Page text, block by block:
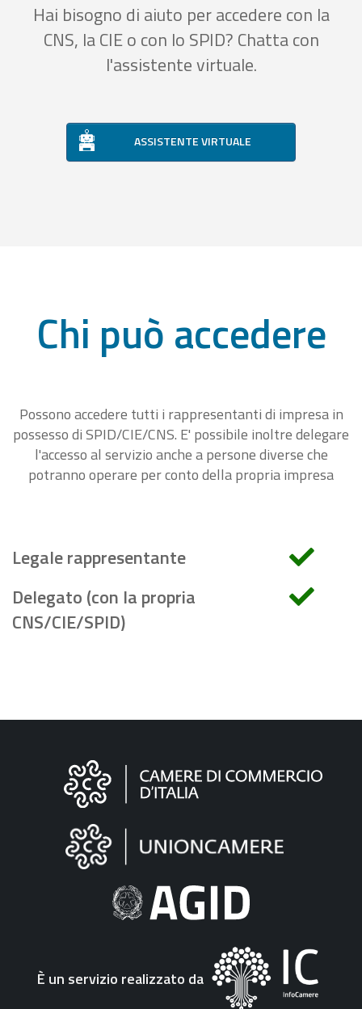
Hai bisogno di aiuto per accedere con la
CNS, la CIE o con lo SPID? Chatta con
l'assistente virtuale.
ASSISTENTE VIRTUALE
Chi può accedere
Possono accedere tutti i rappresentanti di impresa in
possesso di SPID/CIE/CNS. E' possibile inoltre delegare
l'accesso al servizio anche a persone diverse che
potranno operare per conto della propria impresa
Legale rappresentante
Delegato (con la propria
CNS/CIE/SPID)
Informazioni
"Fattura
Elettronica"
È un servizio realizzato da